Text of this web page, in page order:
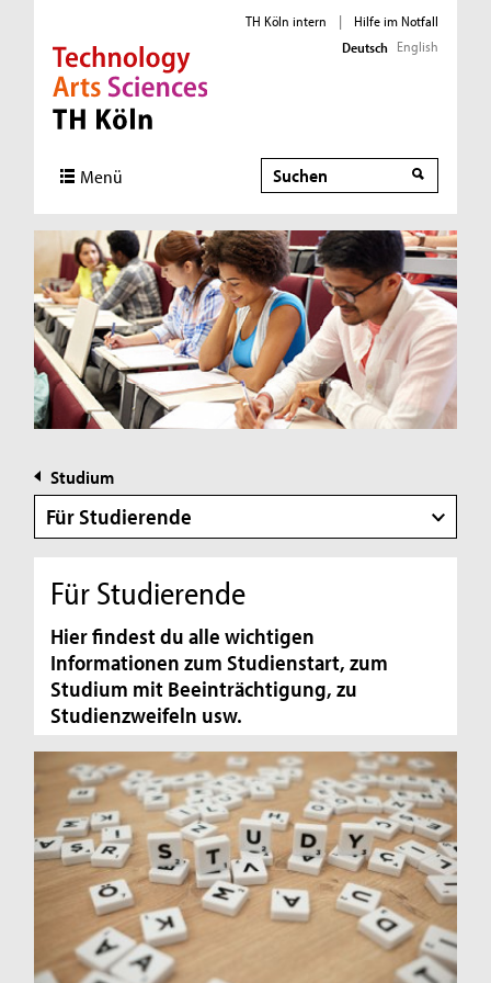
Direkt zur Hauptnavigation
Direkt zur Subnavigation
Direkt zum Inhalt
Direkt zum Fußbereich
TH Köln intern |
Hilfe im Notfall
Deutsch English
Menü Suche
Studium
Für Studierende
Für Studierende
Hier findest du alle wichtigen
Informationen zum Studienstart, zum
Studium mit Beeinträchtigung, zu
Studienzweifeln usw.